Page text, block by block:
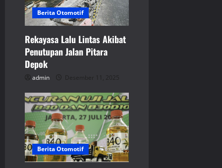
Berita Otomotif
Rekayasa Lalu Lintas Akibat
Penutupan Jalan Pitara
Depok
admin Desember 11, 2025
Berita Otomotif